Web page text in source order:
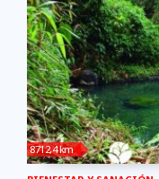
8712,4 km